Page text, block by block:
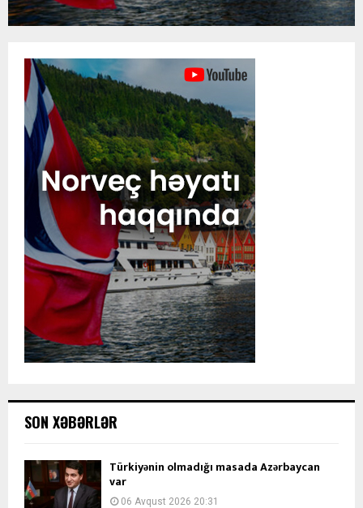
SON XƏBƏRLƏR
Türkiyənin olmadığı masada Azərbaycan
var
06 Avqust 2026 20:31